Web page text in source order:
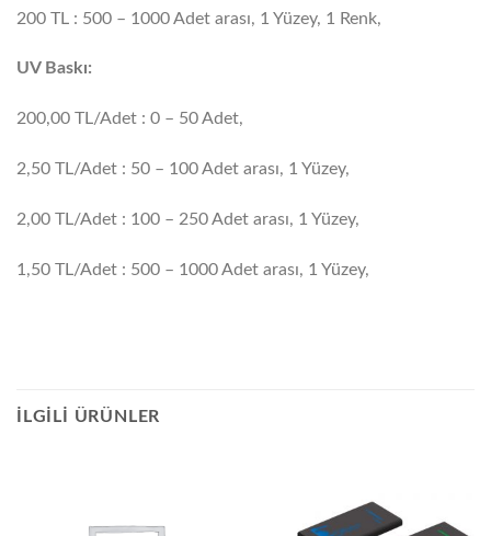
200 TL : 500 – 1000 Adet arası, 1 Yüzey, 1 Renk,
UV Baskı:
200,00 TL/Adet : 0 – 50 Adet,
2,50 TL/Adet : 50 – 100 Adet arası, 1 Yüzey,
2,00 TL/Adet : 100 – 250 Adet arası, 1 Yüzey,
1,50 TL/Adet : 500 – 1000 Adet arası, 1 Yüzey,
İLGILI ÜRÜNLER